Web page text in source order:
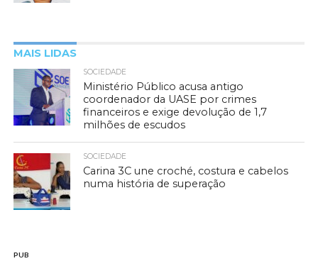
MAIS LIDAS
SOCIEDADE
Ministério Público acusa antigo
coordenador da UASE por crimes
financeiros e exige devolução de 1,7
milhões de escudos
SOCIEDADE
Carina 3C une croché, costura e cabelos
numa história de superação
PUB